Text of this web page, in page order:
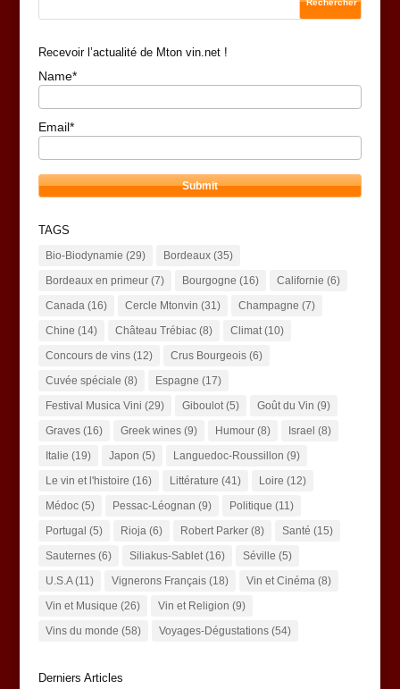
Recevoir l’actualité de Mton vin.net !
Name*
Email*
TAGS
Bio-Biodynamie (29) Bordeaux(35)
Bordeaux en primeur(7) Bourgogne (16) Californie (6)
Canada(16) Cercle Mtonvin (31) Champagne (7)
Chine (14) Château Trébiac(8) Climat(10)
Concours de vins(12) Crus Bourgeois(6)
Cuvée spéciale (8) Espagne (17)
Festival Musica Vini (29) Giboulot(5) Goût du Vin (9)
Graves(16) Greek wines(9) Humour(8) Israel (8)
Italie (19) Japon (5) Languedoc-Roussillon (9)
Le vin et l'histoire (16) Littérature (41) Loire (12)
Médoc(5) Pessac-Léognan (9) Politique (11)
Portugal (5) Rioja(6) Robert Parker(8) Santé (15)
Sauternes(6) Siliakus-Sablet(16) Séville (5)
U.S.A(11) Vignerons Français(18) Vin et Cinéma(8)
Vin et Musique (26) Vin et Religion (9)
Vins du monde (58) Voyages-Dégustations(54)
Derniers Articles